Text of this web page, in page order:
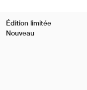
Édition limitée
Nouveau